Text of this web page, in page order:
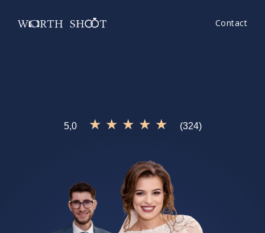
Contact
5,0 ★ ★ ★ ★ ★ (324)